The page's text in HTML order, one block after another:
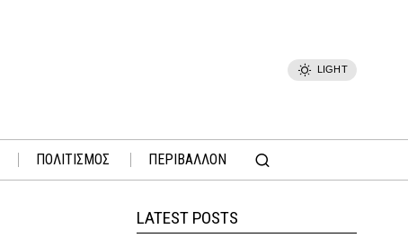
LIGHT
ΠΟΛΙΤΙΣΜΟΣ ΠΕΡΙΒΑΛΛΟΝ
LATEST POSTS